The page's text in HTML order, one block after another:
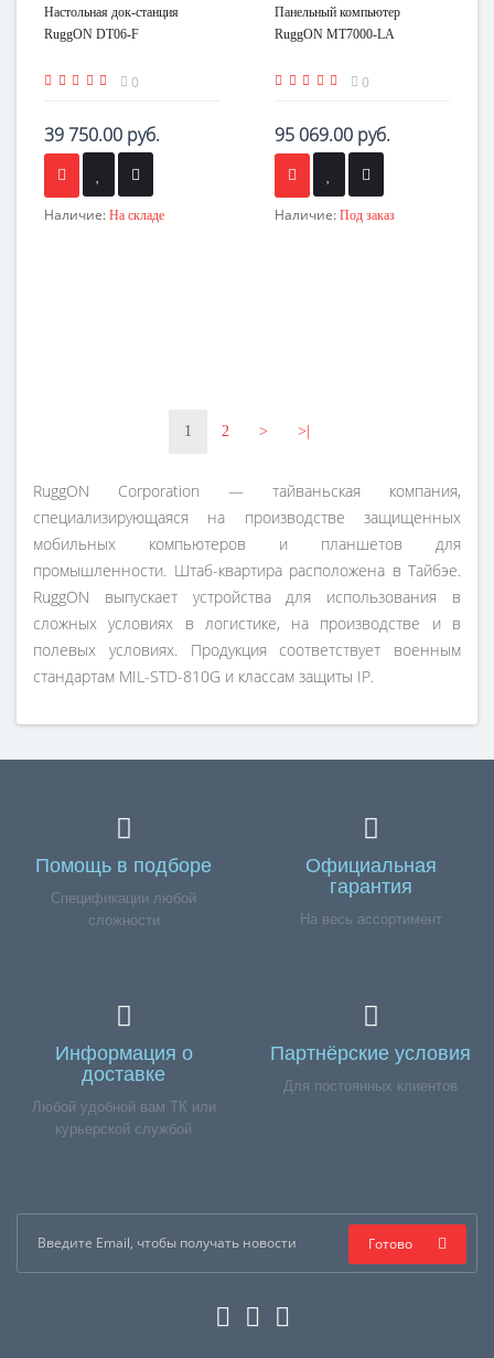
Настольная док-станция
RuggON DT06-F
0
39 750.00 руб.
Наличие: На складе
Панельный компьютер
RuggON MT7000-LA
0
95 069.00 руб.
Наличие: Под заказ
1 2 > >|
RuggON Corporation — тайваньская компания,
специализирующаяся на производстве защищенных
мобильных компьютеров и планшетов для
промышленности. Штаб-квартира расположена в Тайбэе.
RuggON выпускает устройства для использования в
сложных условиях в логистике, на производстве и в
полевых условиях. Продукция соответствует военным
стандартам MIL-STD-810G и классам защиты IP.
Помощь в подборе
Спецификации любой
сложности
Официальная
гарантия
На весь ассортимент
Информация о
доставке
Любой удобной вам ТК или
курьерской службой
Партнёрские условия
Для постоянных клиентов
Готово